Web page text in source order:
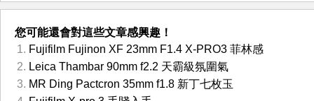
您可能還會對這些文章感興趣！
Fujifilm Fujinon XF 23mm F1.4 X-PRO3 菲林感
Leica Thambar 90mm f2.2 天霸級氛圍氣
MR Ding Pactcron 35mm f1.8 新丁七枚玉